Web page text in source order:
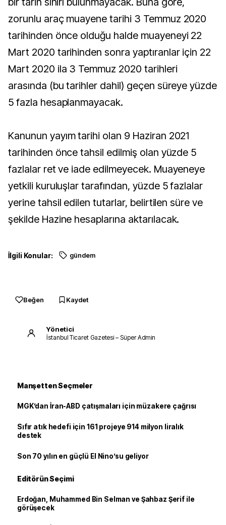
zorunlu araç muayene tarihi 3 Temmuz 2020
tarihinden önce olduğu halde muayeneyi 22
Mart 2020 tarihinden sonra yaptıranlar için 22
Mart 2020 ila 3 Temmuz 2020 tarihleri
arasında (bu tarihler dahil) geçen süreye yüzde
5 fazla hesaplanmayacak.
Kanunun yayım tarihi olan 9 Haziran 2021
tarihinden önce tahsil edilmiş olan yüzde 5
fazlalar ret ve iade edilmeyecek. Muayeneye
yetkili kuruluşlar tarafından, yüzde 5 fazlalar
yerine tahsil edilen tutarlar, belirtilen süre ve
şekilde Hazine hesaplarına aktarılacak.
İlgili Konular: gündem
Beğen Kaydet
Yönetici
İstanbul Ticaret Gazetesi – Süper Admin
Manşetten Seçmeler
MGK’dan İran-ABD çatışmaları için müzakere çağrısı
Sıfır atık hedefi için 161 projeye 914 milyon liralık
destek
Son 70 yılın en güçlü El Nino’su geliyor
Editörün Seçimi
Erdoğan, Muhammed Bin Selman ve Şahbaz Şerif ile
görüşecek